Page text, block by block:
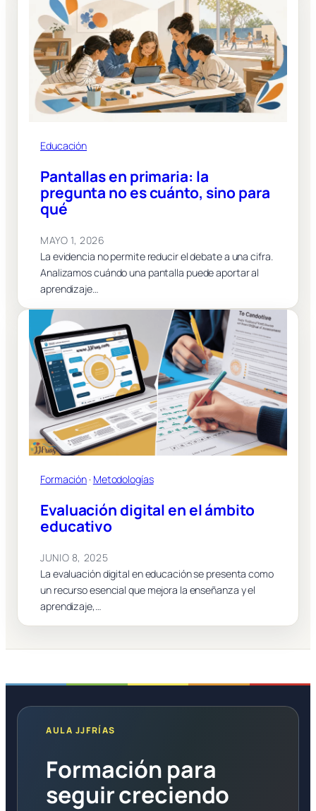
Educación
Pantallas en primaria: la
pregunta no es cuánto, sino para
qué
MAYO 1, 2026
La evidencia no permite reducir el debate a una cifra.
Analizamos cuándo una pantalla puede aportar al
aprendizaje…
Formación · Metodologías
Evaluación digital en el ámbito
educativo
JUNIO 8, 2025
La evaluación digital en educación se presenta como
un recurso esencial que mejora la enseñanza y el
aprendizaje,…
AULA JJFRÍAS
Formación para
seguir creciendo